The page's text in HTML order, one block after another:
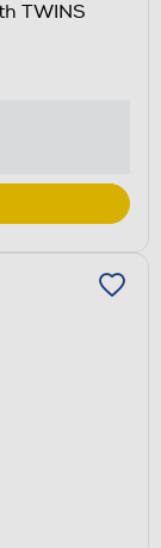
TWINS